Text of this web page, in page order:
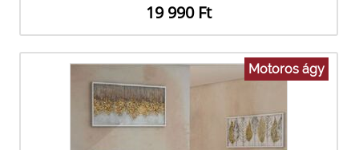
19 990 Ft
Motoros ágy